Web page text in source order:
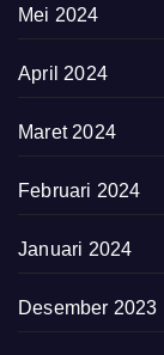
Mei 2024
April 2024
Maret 2024
Februari 2024
Januari 2024
Desember 2023